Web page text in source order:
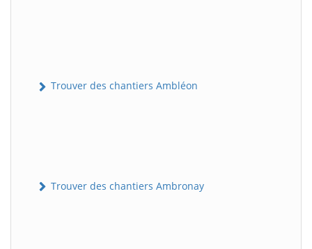
Trouver des chantiers Ambléon
Trouver des chantiers Ambronay